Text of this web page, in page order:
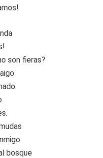
son fieras?
bosque